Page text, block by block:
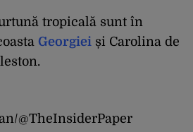
tropicală sunt în
Georgiei și Carolina de
@TheInsiderPaper